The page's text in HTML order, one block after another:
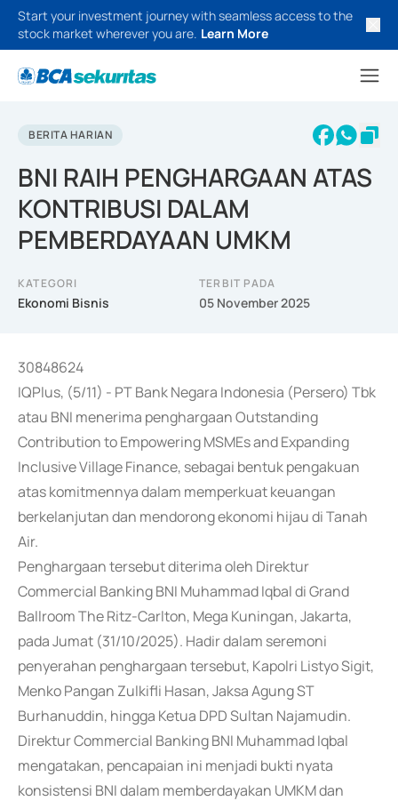
Start your investment journey with seamless access to the
stock market wherever you are. Learn More
BERITA HARIAN
BNI RAIH PENGHARGAAN ATAS
KONTRIBUSI DALAM
PEMBERDAYAAN UMKM
KATEGORI
Ekonomi Bisnis
TERBIT PADA
05 November 2025
30848624
IQPlus, (5/11) - PT Bank Negara Indonesia (Persero) Tbk
atau BNI menerima penghargaan Outstanding
Contribution to Empowering MSMEs and Expanding
Inclusive Village Finance, sebagai bentuk pengakuan
atas komitmennya dalam memperkuat keuangan
berkelanjutan dan mendorong ekonomi hijau di Tanah
Air.
Penghargaan tersebut diterima oleh Direktur
Commercial Banking BNI Muhammad Iqbal di Grand
Ballroom The Ritz-Carlton, Mega Kuningan, Jakarta,
pada Jumat (31/10/2025). Hadir dalam seremoni
penyerahan penghargaan tersebut, Kapolri Listyo Sigit,
Menko Pangan Zulkifli Hasan, Jaksa Agung ST
Burhanuddin, hingga Ketua DPD Sultan Najamudin.
Direktur Commercial Banking BNI Muhammad Iqbal
mengatakan, pencapaian ini menjadi bukti nyata
konsistensi BNI dalam memberdayakan UMKM dan